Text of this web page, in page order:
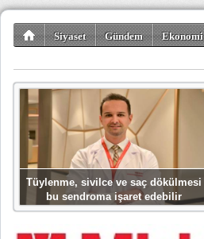
Siyaset Gündem Ekonomi
Tüylenme, sivilce ve saç dökülmesi
bu sendroma işaret edebilir